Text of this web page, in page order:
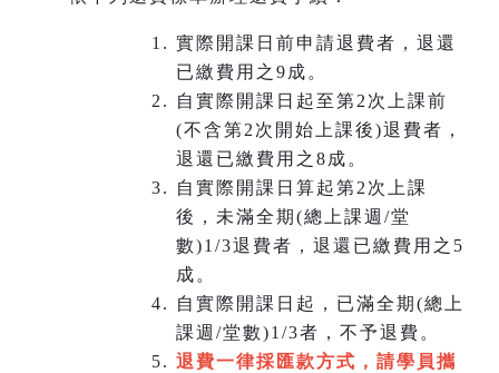
實際開課日前申請退費者，退還
已繳費用之9成。
自實際開課日起至第2次上課前
(不含第2次開始上課後)退費者，
退還已繳費用之8成。
自實際開課日算起第2次上課
後，未滿全期(總上課週/堂
數)1/3退費者，退還已繳費用之5
成。
自實際開課日起，已滿全期(總上
課週/堂數)1/3者，不予退費。
退費一律採匯款方式，請學員攜